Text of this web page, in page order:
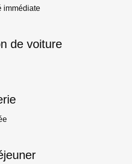
immédiate
de voiture